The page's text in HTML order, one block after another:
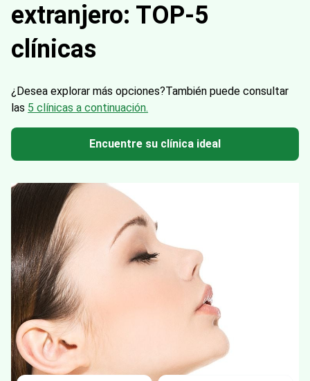
extranjero: TOP-5
clínicas
¿Desea explorar más opciones?También puede consultar
las 5 clínicas a continuación.
Encuentre su clínica ideal